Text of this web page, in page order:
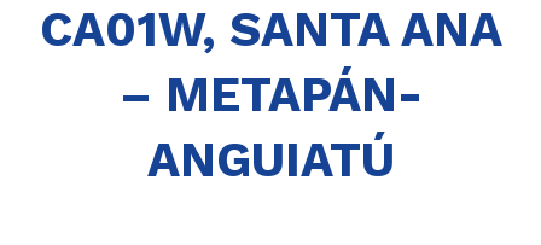
CA01W, SANTA ANA
– METAPÁN-
ANGUIATÚ